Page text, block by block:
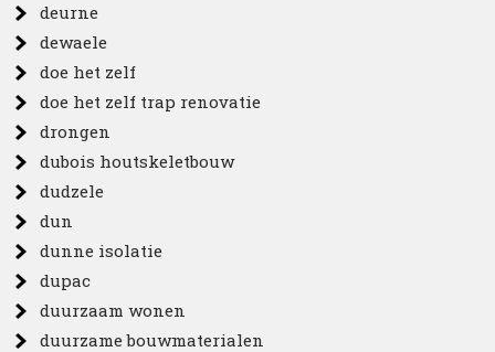
deurne
dewaele
doe het zelf
doe het zelf trap renovatie
drongen
dubois houtskeletbouw
dudzele
dun
dunne isolatie
dupac
duurzaam wonen
duurzame bouwmaterialen